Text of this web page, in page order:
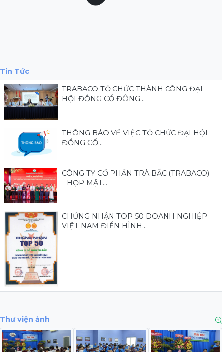
Tin Tức
TRABACO TỔ CHỨC THÀNH CÔNG ĐẠI
HỘI ĐỒNG CỔ ĐÔNG...
THÔNG BÁO VỀ VIỆC TỔ CHỨC ĐẠI HỘI
ĐỒNG CỔ...
CÔNG TY CỔ PHẦN TRÀ BẮC (TRABACO)
- HỌP MẶT...
CHỨNG NHẬN TOP 50 DOANH NGHIỆP
VIỆT NAM ĐIỂN HÌNH...
Thư viện ảnh